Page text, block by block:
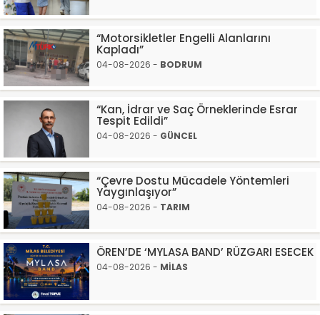
“Motorsikletler Engelli Alanlarını
Kapladı”
04-08-2026 - BODRUM
“Kan, İdrar ve Saç Örneklerinde Esrar
Tespit Edildi”
04-08-2026 - GÜNCEL
“Çevre Dostu Mücadele Yöntemleri
Yaygınlaşıyor”
04-08-2026 - TARIM
ÖREN’DE ‘MYLASA BAND’ RÜZGARI ESECEK
04-08-2026 - MİLAS